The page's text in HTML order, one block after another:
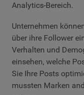
Analytics-Bereich.
Unternehmen
über ihre Follower
Verhalten und
einsehen, welche
Sie Ihre Posts
mussten Marken